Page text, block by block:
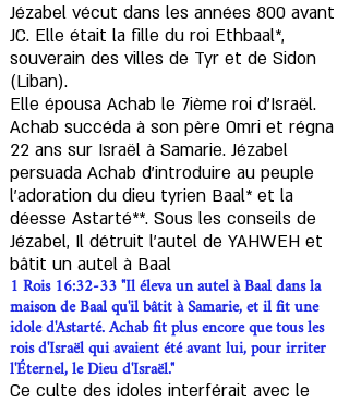
Jézabel vécut dans les années 800 avant
JC. Elle était la fille du roi Ethbaal*,
souverain des villes de Tyr et de Sidon
(Liban). ​
Elle épousa Achab le 7ième roi d'Israël.
Achab succéda à son père Omri et régna
22 ans sur Israël à Samarie. Jézabel
persuada Achab d'introduire au peuple
l’adoration du dieu tyrien Baal* et la
déesse Astarté**. Sous les conseils de
Jézabel, Il détruit l'autel de YAHWEH et
bâtit un autel à Baal
1 Rois 16:32-33 "Il éleva un autel à Baal dans la
maison de Baal qu'il bâtit à Samarie, et il fit une
idole d'Astarté. Achab fit plus encore que tous les
rois d'Israël qui avaient été avant lui, pour irriter
l'Éternel, le Dieu d'Israël."
Ce culte des idoles interférait avec le